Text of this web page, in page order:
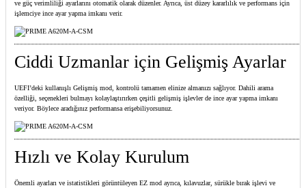
ve güç verimliliği ayarlarını otomatik olarak düzenler. Ayrıca, üst düzey kararlılık ve performans için
işlemciye ince ayar yapma imkanı verir.
Ciddi Uzmanlar için Gelişmiş Ayarlar
UEFI’deki kullanışlı Gelişmiş mod, kontrolü tamamen elinize almanızı sağlıyor. Dahili arama
özelliği, seçenekleri bulmayı kolaylaştırırken çeşitli gelişmiş işlevler de ince ayar yapma imkanı
veriyor. Böylece aradığınız performansa erişebiliyorsunuz.
Hızlı ve Kolay Kurulum
Önemli ayarları ve istatistikleri görüntüleyen EZ mod ayrıca, kılavuzlar, sürükle bırak işlevi ve